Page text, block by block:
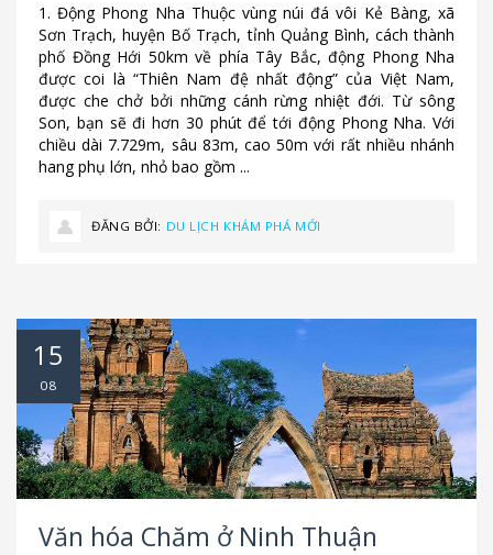
1. Động Phong Nha Thuộc vùng núi đá vôi Kẻ Bàng, xã
Sơn Trạch, huyện Bố Trạch, tỉnh Quảng Bình, cách thành
phố Đồng Hới 50km về phía Tây Bắc, động Phong Nha
được coi là “Thiên Nam đệ nhất động” của Việt Nam,
được che chở bởi những cánh rừng nhiệt đới. Từ sông
Son, bạn sẽ đi hơn 30 phút để tới động Phong Nha. Với
chiều dài 7.729m, sâu 83m, cao 50m với rất nhiều nhánh
hang phụ lớn, nhỏ bao gồm ...
ĐĂNG BỞI: DU LỊCH KHÁM PHÁ MỚI
Văn hóa Chăm ở Ninh Thuận
15
08